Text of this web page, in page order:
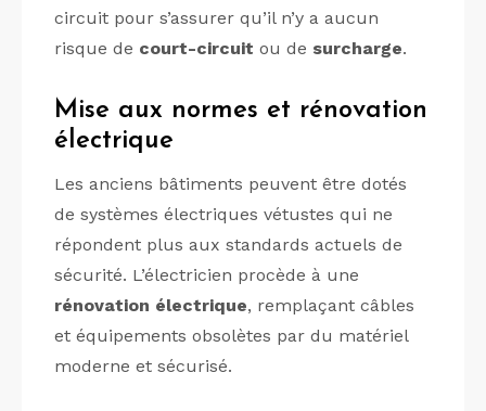
circuit pour s’assurer qu’il n’y a aucun
risque de court-circuit ou de surcharge.
Mise aux normes et rénovation
électrique
Les anciens bâtiments peuvent être dotés
de systèmes électriques vétustes qui ne
répondent plus aux standards actuels de
sécurité. L’électricien procède à une
rénovation électrique, remplaçant câbles
et équipements obsolètes par du matériel
moderne et sécurisé.